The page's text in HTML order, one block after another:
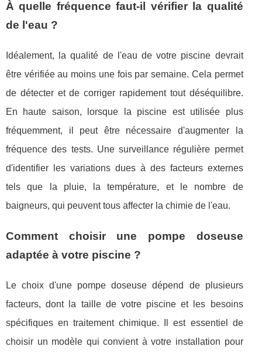
À quelle fréquence faut-il vérifier la qualité
de l'eau ?
Idéalement, la qualité de l'eau de votre piscine devrait
être vérifiée au moins une fois par semaine. Cela permet
de détecter et de corriger rapidement tout déséquilibre.
En haute saison, lorsque la piscine est utilisée plus
fréquemment, il peut être nécessaire d'augmenter la
fréquence des tests. Une surveillance régulière permet
d'identifier les variations dues à des facteurs externes
tels que la pluie, la température, et le nombre de
baigneurs, qui peuvent tous affecter la chimie de l'eau.
Comment choisir une pompe doseuse
adaptée à votre piscine ?
Le choix d'une pompe doseuse dépend de plusieurs
facteurs, dont la taille de votre piscine et les besoins
spécifiques en traitement chimique. Il est essentiel de
choisir un modèle qui convient à votre installation pour